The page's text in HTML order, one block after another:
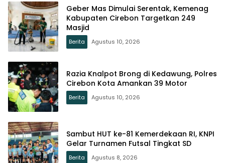
Geber Mas Dimulai Serentak, Kemenag
Kabupaten Cirebon Targetkan 249
Masjid
Berita Agustus 10, 2026
Razia Knalpot Brong di Kedawung, Polres
Cirebon Kota Amankan 39 Motor
Berita Agustus 10, 2026
Sambut HUT ke-81 Kemerdekaan RI, KNPI
Gelar Turnamen Futsal Tingkat SD
Berita Agustus 8, 2026